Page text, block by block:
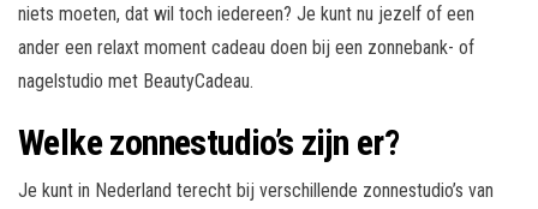
niets moeten, dat wil toch iedereen? Je kunt nu jezelf of een
ander een relaxt moment cadeau doen bij een zonnebank- of
nagelstudio met BeautyCadeau.
Welke zonnestudio’s zijn er?
Je kunt in Nederland terecht bij verschillende zonnestudio’s van